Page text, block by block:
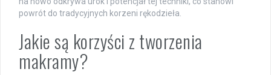
powrót do tradycyjnych korzeni rękodzieła.
Jakie są korzyści z tworzenia
makramy?